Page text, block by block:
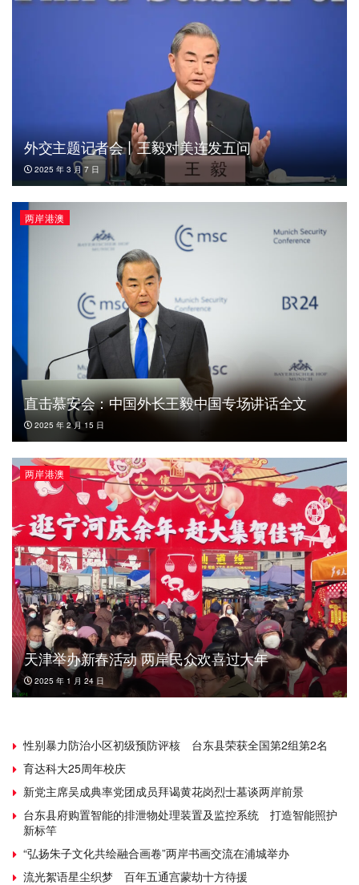
外交主题记者会丨王毅对美连发五问
2025 年 3 月 7 日
两岸港澳
直击慕安会：中国外长王毅中国专场讲话全文
2025 年 2 月 15 日
两岸港澳
天津举办新春活动 两岸民众欢喜过大年
2025 年 1 月 24 日
性别暴力防治小区初级预防评核 台东县荣获全国第2组第2名
育达科大25周年校庆
新党主席吴成典率党团成员拜谒黄花岗烈士墓谈两岸前景
台东县府购置智能的排泄物处理装置及监控系统 打造智能照护
新标竿
“弘扬朱子文化共绘融合画卷”两岸书画交流在浦城举办
流光絮语星尘织梦 百年五通宫蒙劫十方待援